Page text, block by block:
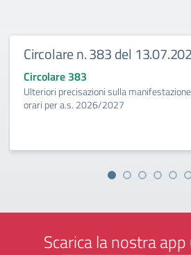
Circolare n. 383 del
Circolare 383
Ulteriori precisazioni sulla
orari per a.s. 2026/2027
Scarica la nostra